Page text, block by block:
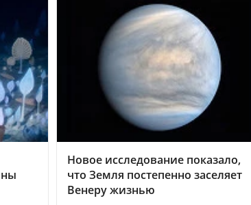
Новое исследование показало,
что Земля постепенно заселяет
Венеру жизнью